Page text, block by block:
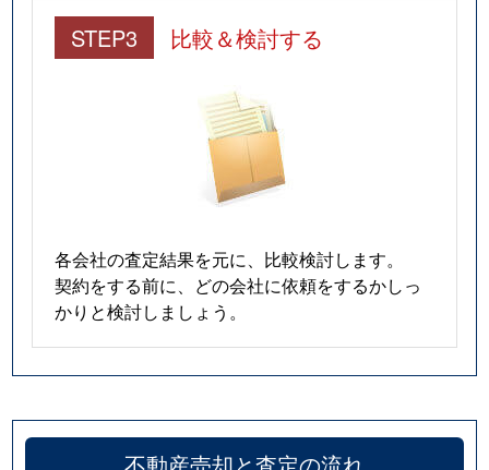
STEP3 比較＆検討する
各会社の査定結果を元に、比較検討します。
契約をする前に、どの会社に依頼をするかしっ
かりと検討しましょう。
不動産売却と査定の流れ